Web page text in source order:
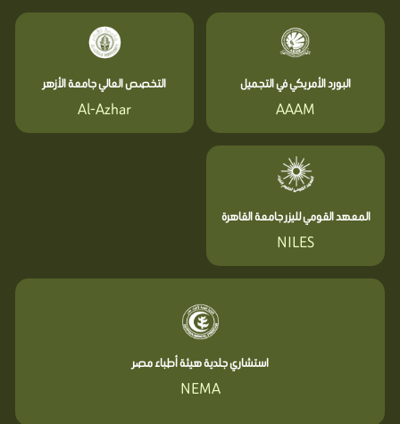
البورد الأمريكي في التجميل
AAAM
التخصص العالي جامعة الأزهر
Al-Azhar
المعهد القومي لليزر جامعة القاهرة
NILES
استشاري جلدية هيئة أطباء مصر
NEMA